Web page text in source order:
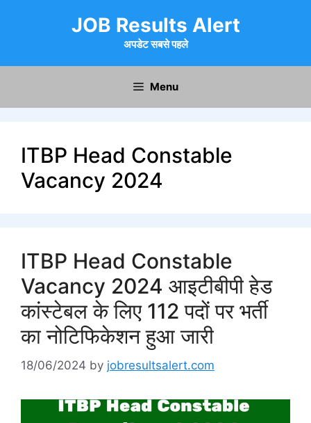
JOB Results Alert
अपडेट सबसे पहले
Menu
ITBP Head Constable
Vacancy 2024
ITBP Head Constable
Vacancy 2024 आइटीबीपी हेड
कांस्टेबल के लिए 112 पदों पर भर्ती
का नोटिफिकेशन हुआ जारी
18/06/2024 by jobresultsalert.com